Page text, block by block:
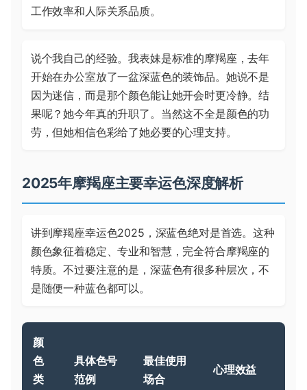
工作效率和人际关系品质。
说个我自己的经验。我表妹是标准的摩羯座，去年
开始在办公室放了一盆深蓝色的装饰品。她说不是
因为迷信，而是那个颜色能让她开会时更冷静。结
果呢？她今年真的升职了。当然这不全是颜色的功
劳，但她相信色彩给了她必要的心理支持。
2025年摩羯座主要幸运色深度解析
讲到摩羯座幸运色2025，深蓝色绝对是首选。这种
颜色象征着稳定、专业和智慧，完全符合摩羯座的
特质。不过要注意的是，深蓝色有很多种层次，不
是随便一种蓝色都可以。
颜
色
类
具体色号
范例
最佳使用
场合
心理效益